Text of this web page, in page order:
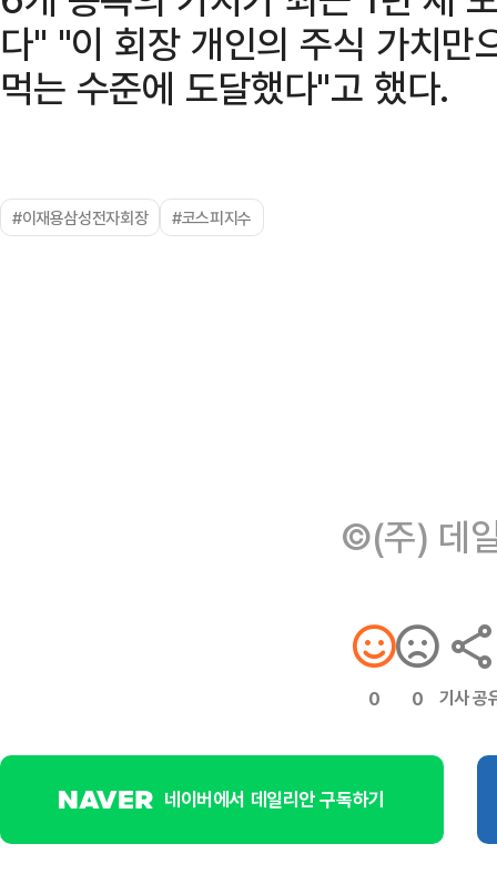
다" "이 회장 개인의 주식 가치만
먹는 수준에 도달했다"고 했다.
#이재용삼성전자회장 #코스피지수
©(주) 데
0 0 기사 공
네이버에서 데일리안 구독하기